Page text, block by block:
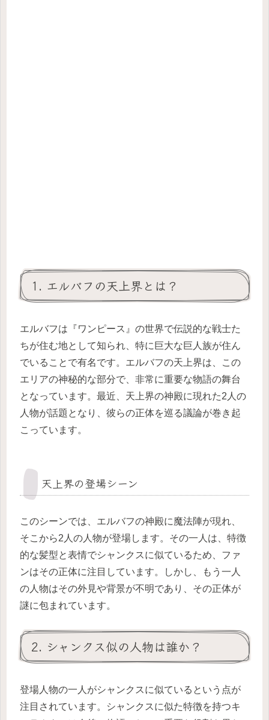
1. エルバフの天上界とは？
エルバフは『ワンピース』の世界で伝説的な戦士た
ちが住む地として知られ、特に巨大な巨人族が住ん
でいることで有名です。エルバフの天上界は、この
エリアの神秘的な部分で、非常に重要な物語の舞台
となっています。最近、天上界の神殿に現れた2人の
人物が話題となり、彼らの正体を巡る議論が巻き起
こっています。
天上界の登場シーン
このシーンでは、エルバフの神殿に魔法陣が現れ、
そこから2人の人物が登場します。その一人は、特徴
的な髪型と表情でシャンクスに似ているため、ファ
ンはその正体に注目しています。しかし、もう一人
の人物はその外見や背景が不明であり、その正体が
謎に包まれています。
2. シャンクス似の人物は誰か？
登場人物の一人がシャンクスに似ているという点が
注目されています。シャンクスに似た特徴を持つキ